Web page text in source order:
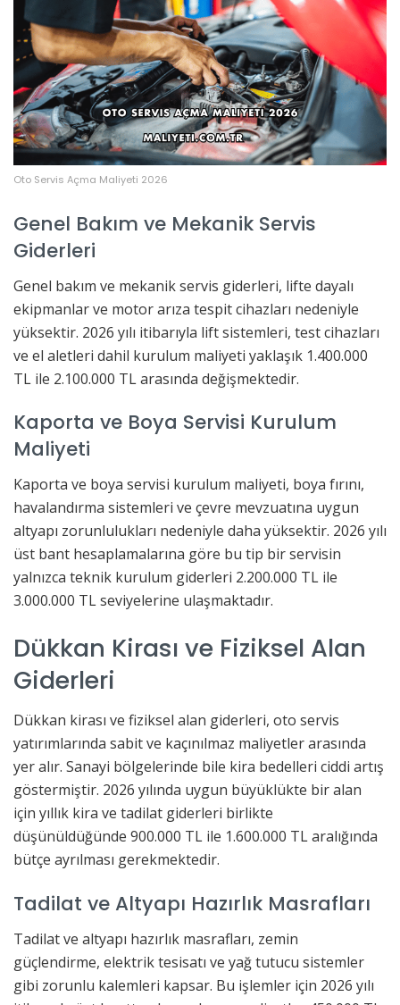
Oto Servis Açma Maliyeti 2026
Genel Bakım ve Mekanik Servis
Giderleri
Genel bakım ve mekanik servis giderleri, lifte dayalı
ekipmanlar ve motor arıza tespit cihazları nedeniyle
yüksektir. 2026 yılı itibarıyla lift sistemleri, test cihazları
ve el aletleri dahil kurulum maliyeti yaklaşık 1.400.000
TL ile 2.100.000 TL arasında değişmektedir.
Kaporta ve Boya Servisi Kurulum
Maliyeti
Kaporta ve boya servisi kurulum maliyeti, boya fırını,
havalandırma sistemleri ve çevre mevzuatına uygun
altyapı zorunlulukları nedeniyle daha yüksektir. 2026 yılı
üst bant hesaplamalarına göre bu tip bir servisin
yalnızca teknik kurulum giderleri 2.200.000 TL ile
3.000.000 TL seviyelerine ulaşmaktadır.
Dükkan Kirası ve Fiziksel Alan
Giderleri
Dükkan kirası ve fiziksel alan giderleri, oto servis
yatırımlarında sabit ve kaçınılmaz maliyetler arasında
yer alır. Sanayi bölgelerinde bile kira bedelleri ciddi artış
göstermiştir. 2026 yılında uygun büyüklükte bir alan
için yıllık kira ve tadilat giderleri birlikte
düşünüldüğünde 900.000 TL ile 1.600.000 TL aralığında
bütçe ayrılması gerekmektedir.
Tadilat ve Altyapı Hazırlık Masrafları
Tadilat ve altyapı hazırlık masrafları, zemin
güçlendirme, elektrik tesisatı ve yağ tutucu sistemler
gibi zorunlu kalemleri kapsar. Bu işlemler için 2026 yılı